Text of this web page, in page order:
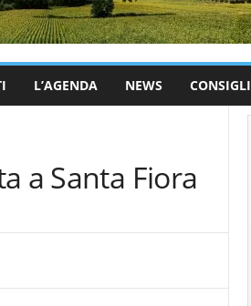
L’AGENDA NEWS CONSIGLI
a Santa Fiora